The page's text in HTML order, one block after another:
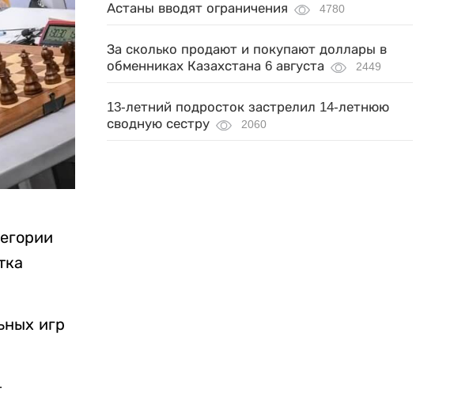
игр
Астаны вводят ограничения
4780
За сколько продают и покупают доллары в
обменниках Казахстана 6 августа
2449
13-летний подросток застрелил 14-летнюю
сводную сестру
2060